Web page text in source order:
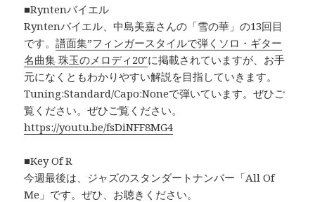
■Ryntenバイエル
Ryntenバイエル、中島美嘉さんの「雪の華」の13回目
です。譜面集”フィンガースタイルで弾くソロ・ギター
名曲集 珠玉のメロディ20″に掲載されていますが、お手
元になくともわかりやすい解説を目指していきます。
Tuning:Standard/Capo:Noneで弾いています。ぜひご
覧ください。ぜひご覧ください。
https://youtu.be/fsDiNFF8MG4
■Key Of R
今週最後は、ジャズのスタンダートナンバー「All Of
Me」です。ぜひ、お聴きください。